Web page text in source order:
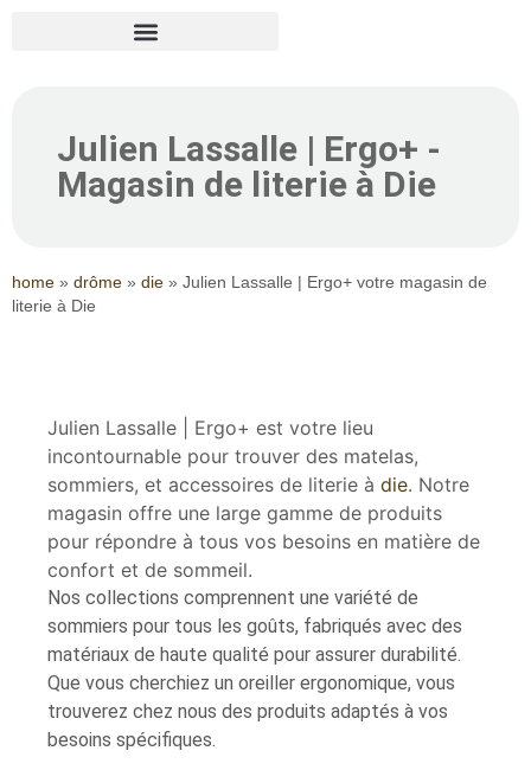
Julien Lassalle | Ergo+ -
Magasin de literie à Die
home » drôme » die » Julien Lassalle | Ergo+ votre magasin de
literie à Die
Julien Lassalle | Ergo+ est votre lieu
incontournable pour trouver des matelas,
sommiers, et accessoires de literie à die. Notre
magasin offre une large gamme de produits
pour répondre à tous vos besoins en matière de
confort et de sommeil.
Nos collections comprennent une variété de
sommiers pour tous les goûts, fabriqués avec des
matériaux de haute qualité pour assurer durabilité.
Que vous cherchiez un oreiller ergonomique, vous
trouverez chez nous des produits adaptés à vos
besoins spécifiques.